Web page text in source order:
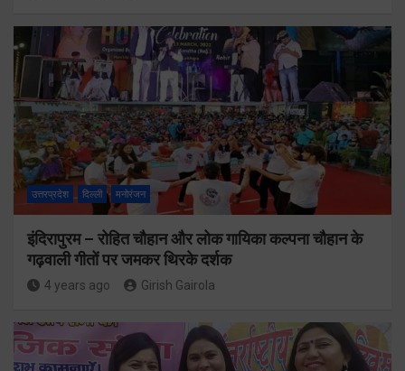
उत्तरप्रदेश दिल्ली मनोरंजन
इंदिरापुरम – रोहित चौहान और लोक गायिका कल्पना चौहान के
गढ़वाली गीतों पर जमकर थिरके दर्शक
4 years ago Girish Gairola